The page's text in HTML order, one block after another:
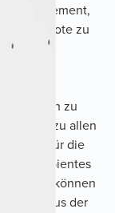
Element,
Note zu
ihrer
zu
nahezu allen
ideal für die
Ambientes
können
nie aus der